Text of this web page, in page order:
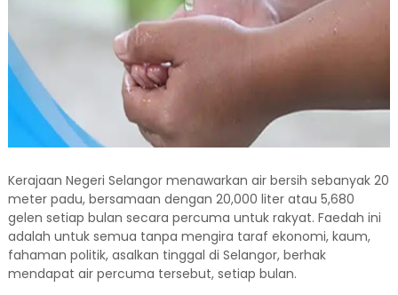
Kerajaan Negeri Selangor menawarkan air bersih sebanyak 20
meter padu, bersamaan dengan 20,000 liter atau 5,680
gelen setiap bulan secara percuma untuk rakyat. Faedah ini
adalah untuk semua tanpa mengira taraf ekonomi, kaum,
fahaman politik, asalkan tinggal di Selangor, berhak
mendapat air percuma tersebut, setiap bulan.